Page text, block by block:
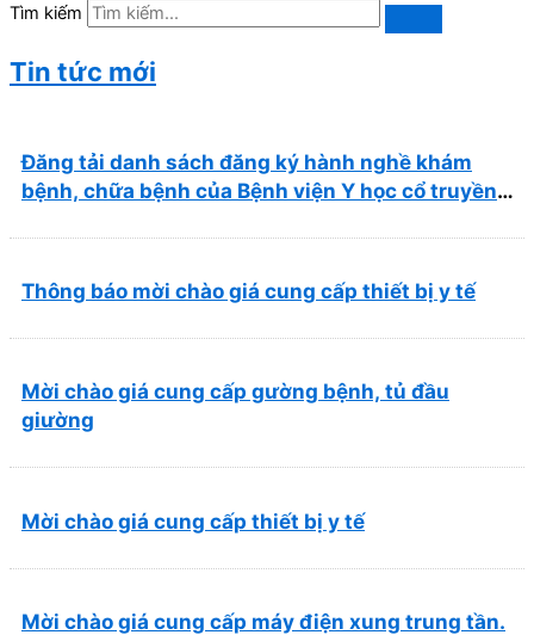
Tìm kiếm
Tin tức mới
Đăng tải danh sách đăng ký hành nghề khám
bệnh, chữa bệnh của Bệnh viện Y học cổ truyền
Thông báo mời chào giá cung cấp thiết bị y tế
Mời chào giá cung cấp gường bệnh, tủ đầu
giường
Mời chào giá cung cấp thiết bị y tế
Mời chào giá cung cấp máy điện xung trung tần.